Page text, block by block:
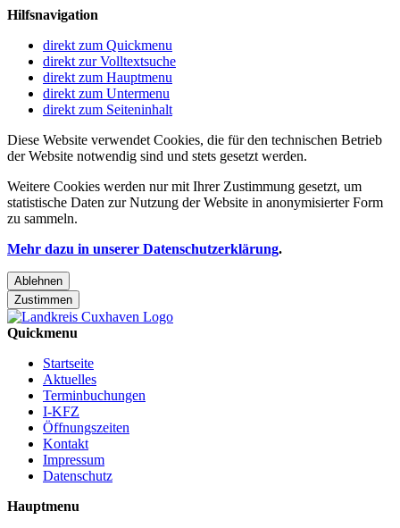
Hilfsnavigation
direkt zum Quickmenu
direkt zur Volltextsuche
direkt zum Hauptmenu
direkt zum Untermenu
direkt zum Seiteninhalt
Diese Website verwendet Cookies, die für den technischen Betrieb
der Website notwendig sind und stets gesetzt werden.
Weitere Cookies werden nur mit Ihrer Zustimmung gesetzt, um
statistische Daten zur Nutzung der Website in anonymisierter Form
zu sammeln.
Mehr dazu in unserer Datenschutzerklärung.
Ablehnen
Zustimmen
Quickmenu
Startseite
Aktuelles
Terminbuchungen
I-KFZ
Öffnungszeiten
Kontakt
Impressum
Datenschutz
Hauptmenu